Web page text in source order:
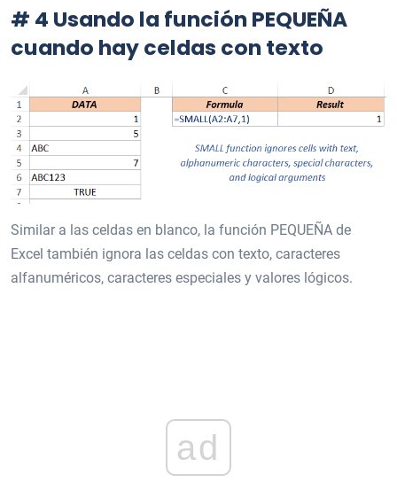
# 4 Usando la función PEQUEÑA
cuando hay celdas con texto
Similar a las celdas en blanco, la función PEQUEÑA de
Excel también ignora las celdas con texto, caracteres
alfanuméricos, caracteres especiales y valores lógicos.
ad